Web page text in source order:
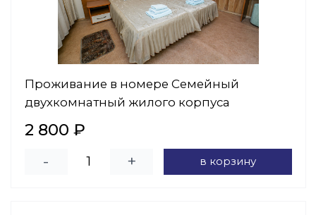
Проживание в номере Семейный
двухкомнатный жилого корпуса
2 800 ₽
-
+ в корзину